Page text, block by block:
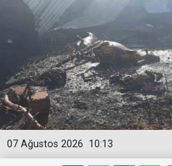
10:13
07 Ağustos 2026